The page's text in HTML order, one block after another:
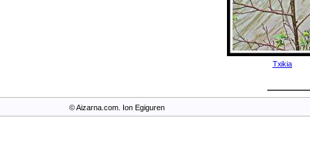
Txikia
© Aizarna.com. Ion Egiguren